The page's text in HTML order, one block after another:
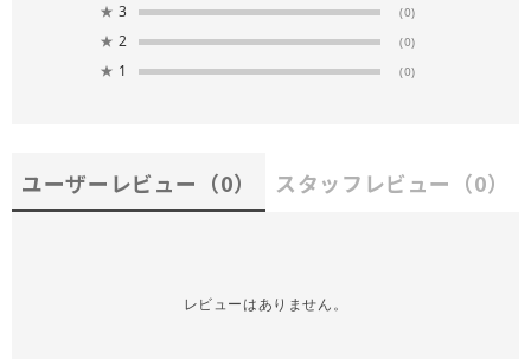
★ 3 (0)
★ 2 (0)
★ 1 (0)
ユーザーレビュー （0） スタッフレビュー （0）
レビューはありません。